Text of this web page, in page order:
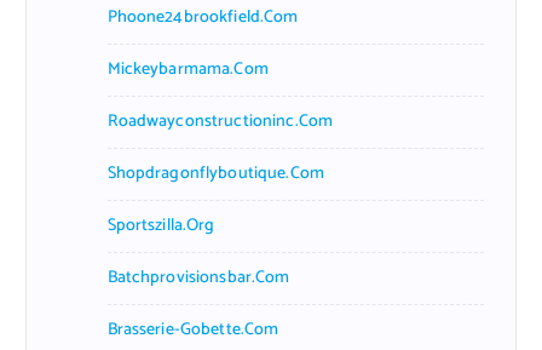
Phoone24brookfield.com
Mickeybarmama.com
Roadwayconstructioninc.com
Shopdragonflyboutique.com
Sportszilla.org
Batchprovisionsbar.com
Brasserie-Gobette.com